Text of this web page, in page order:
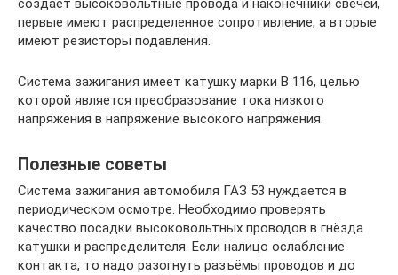
создает высоковольтные провода и наконечники свечей,
первые имеют распределенное сопротивление, а вторые
имеют резисторы подавления.
Система зажигания имеет катушку марки B 116, целью
которой является преобразование тока низкого
напряжения в напряжение высокого напряжения.
Полезные советы
Система зажигания автомобиля ГАЗ 53 нуждается в
периодическом осмотре. Необходимо проверять
качество посадки высоковольтных проводов в гнёзда
катушки и распределителя. Если налицо ослабление
контакта, то надо разогнуть разъёмы проводов и до